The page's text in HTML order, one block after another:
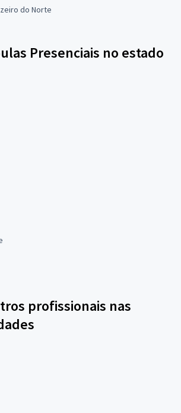
do Norte
Presenciais no estado
profissionais nas